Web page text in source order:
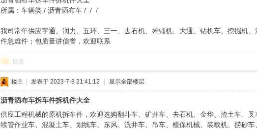
所属：车辆类 / 沥青洒布车 / / /
我司常年供应宇通、润力、五环、三一、去石机、摊铺机、大通、钻机车、挖掘机
件急难件；包质量讲信誉，欢迎联系
回复
楼主 发表于 2023-7-8 21:41:12 显示全部楼层
沥青洒布车拆车件拆机件大全
供应工程机械的原机拆车件，欢迎选购翻斗车、矿井车、去石机、金华、渣土车、
续管作业车、混凝土车、划线车、东风、洗井车、吊车、植保机械、装载机、捞砂